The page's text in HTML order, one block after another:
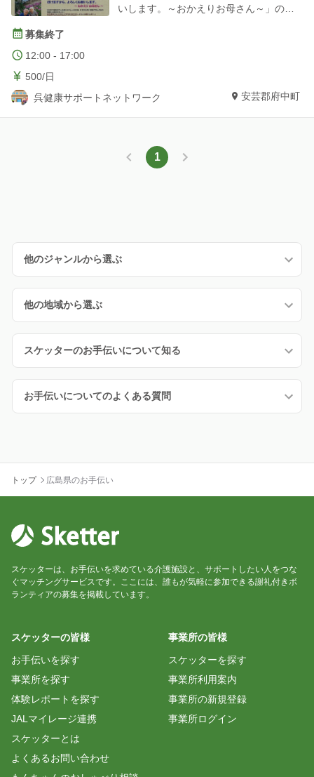
いします。～おかえりお母さん～」の映
度の予定です。 スケッターの皆さまに
販売支援ができますので、一段落後には
直接お話する機会もあります。 貴重な経
募集終了
12:00 - 17:00
500/日
呉健康サポートネットワーク
安芸郡府中町
1
他のジャンルから選ぶ
他の地域から選ぶ
スケッターのお手伝いについて知る
お手伝いについてのよくある質問
トップ 広島県のお手伝い
スケッターは、お手伝いを求めている介護施設と、サポートしたい人をつな
ぐマッチングサービスです。ここには、誰もが気軽に参加できる謝礼付きボ
ランティアの募集を掲載しています。
スケッターの皆様
お手伝いを探す
事業所を探す
体験レポートを探す
JALマイレージ連携
スケッターとは
よくあるお問い合わせ
事業所の皆様
スケッターを探す
事業所利用案内
事業所の新規登録
事業所ログイン